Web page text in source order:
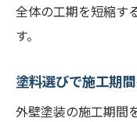
全体の工期を短縮す
す。
塗料選びで施工期
外壁塗装の施工期間